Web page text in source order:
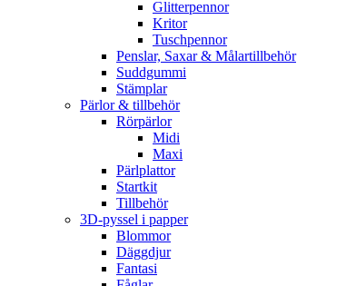
Glitterpennor
Kritor
Tuschpennor
Penslar, Saxar & Målartillbehör
Suddgummi
Stämplar
Pärlor & tillbehör
Rörpärlor
Midi
Maxi
Pärlplattor
Startkit
Tillbehör
3D-pyssel i papper
Blommor
Däggdjur
Fantasi